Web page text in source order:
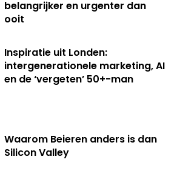
belangrijker en urgenter dan
ooit
Inspiratie uit Londen:
intergenerationele marketing, AI
en de ‘vergeten’ 50+-man
Waarom Beieren anders is dan
Silicon Valley